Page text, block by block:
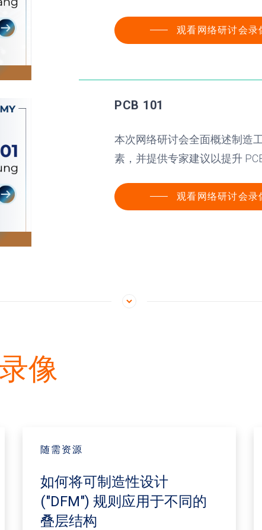
观看网络研讨会录
PCB 101
本次网络研讨会全面概述制造
素，并提供专家建议以提升
观看网络研讨会录
像
随需资源
如何将可制造性设计
("DFM") 规则应用于不同的
叠层结构